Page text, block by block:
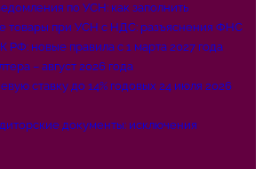
по УСН: как заполнить
товары при УСН с НДС: разъяснения ФНС
РФ: новые правила с 1 марта 2027 года
– август 2026 года
ставку до 14% годовых 24 июля 2026
документы: исключения